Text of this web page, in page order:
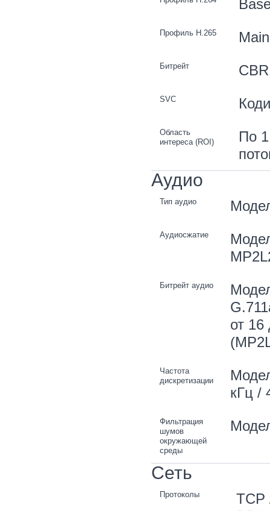
Профиль H.265
Битрейт
SVC
Область
интереса (ROI)
По
Аудио
Тип аудио
Аудиосжатие
Битрейт аудио
от 16
Частота
дискретизации
кГц /
Фильтрация
шумов
окружающей
среды
Сеть
Протоколы
TCP